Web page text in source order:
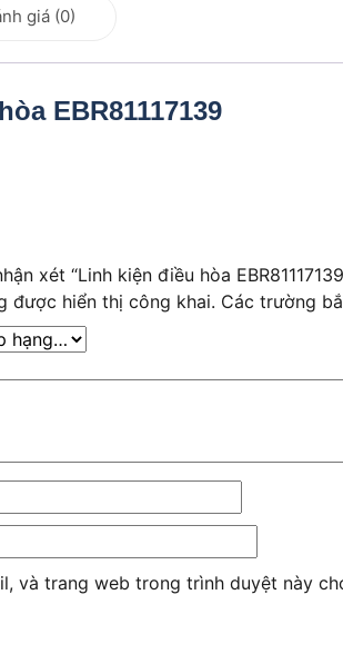
giá (0)
EBR81117139
xét “Linh kiện điều hòa
được hiển thị công khai. Các trường
và trang web trong trình duyệt này